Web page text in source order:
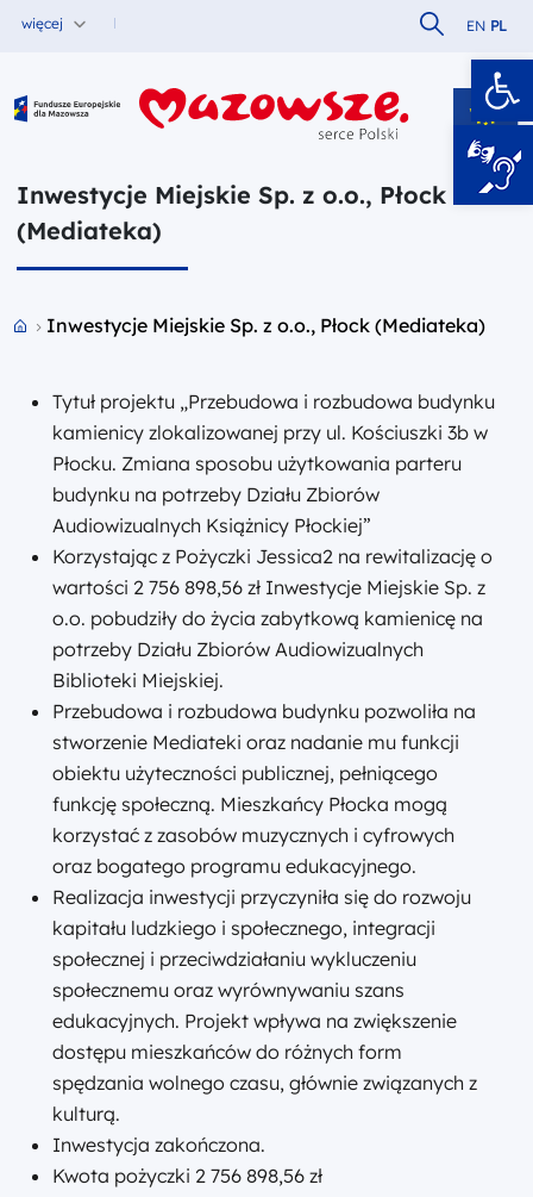
więcej Szukaj w
EN PL
Fundusze Europejskie dla Mazowsza
Inwestycje Miejskie Sp. z o.o., Płock
(Mediateka)
Przejdź do strony głównej portalu
Inwestycje Miejskie Sp. z o.o., Płock (Mediateka)
Tytuł projektu „Przebudowa i rozbudowa budynku
kamienicy zlokalizowanej przy ul. Kościuszki 3b w
Płocku. Zmiana sposobu użytkowania parteru
budynku na potrzeby Działu Zbiorów
Audiowizualnych Książnicy Płockiej”
Korzystając z Pożyczki Jessica2 na rewitalizację o
wartości 2 756 898,56 zł Inwestycje Miejskie Sp. z
o.o. pobudziły do życia zabytkową kamienicę na
potrzeby Działu Zbiorów Audiowizualnych
Biblioteki Miejskiej.
Przebudowa i rozbudowa budynku pozwoliła na
stworzenie Mediateki oraz nadanie mu funkcji
obiektu użyteczności publicznej, pełniącego
funkcję społeczną. Mieszkańcy Płocka mogą
korzystać z zasobów muzycznych i cyfrowych
oraz bogatego programu edukacyjnego.
Realizacja inwestycji przyczyniła się do rozwoju
kapitału ludzkiego i społecznego, integracji
społecznej i przeciwdziałaniu wykluczeniu
społecznemu oraz wyrównywaniu szans
edukacyjnych. Projekt wpływa na zwiększenie
dostępu mieszkańców do różnych form
spędzania wolnego czasu, głównie związanych z
kulturą.
Inwestycja zakończona.
Kwota pożyczki 2 756 898,56 zł